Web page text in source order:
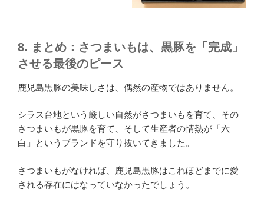
8. まとめ：さつまいもは、黒豚を「完成」
させる最後のピース
鹿児島黒豚の美味しさは、偶然の産物ではありません。
シラス台地という厳しい自然がさつまいもを育て、その
さつまいもが黒豚を育て、そして生産者の情熱が「六
白」というブランドを守り抜いてきました。
さつまいもがなければ、鹿児島黒豚はこれほどまでに愛
される存在にはなっていなかったでしょう。